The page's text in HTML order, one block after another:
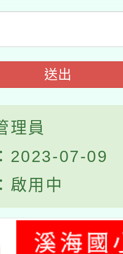
送出
理員
2023-07-09
啟用中